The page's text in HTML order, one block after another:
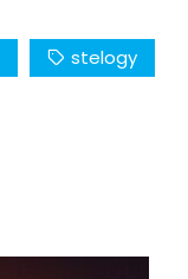
stelogy